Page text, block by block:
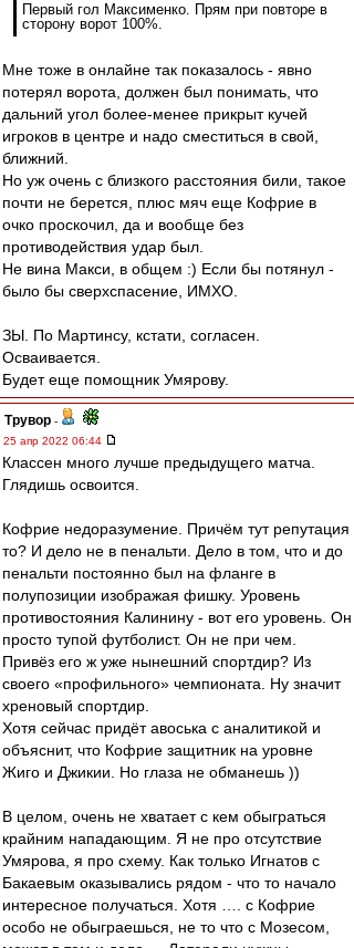
Первый гол Максименко. Прям при повторе в
сторону ворот 100%.
Мне тоже в онлайне так показалось - явно
потерял ворота, должен был понимать, что
дальний угол более-менее прикрыт кучей
игроков в центре и надо сместиться в свой,
ближний.
Но уж очень с близкого расстояния били, такое
почти не берется, плюс мяч еще Кофрие в
очко проскочил, да и вообще без
противодействия удар был.
Не вина Макси, в общем :) Если бы потянул -
было бы сверхспасение, ИМХО.
ЗЫ. По Мартинсу, кстати, согласен.
Осваивается.
Будет еще помощник Умярову.
Трувор -
25 апр 2022 06:44
Классен много лучше предыдущего матча.
Глядишь освоится.
Кофрие недоразумение. Причём тут репутация
то? И дело не в пенальти. Дело в том, что и до
пенальти постоянно был на фланге в
полупозиции изображая фишку. Уровень
противостояния Калинину - вот его уровень. Он
просто тупой футболист. Он не при чем.
Привёз его ж уже нынешний спортдир? Из
своего «профильного» чемпионата. Ну значит
хреновый спортдир.
Хотя сейчас придёт авоська с аналитикой и
объяснит, что Кофрие защитник на уровне
Жиго и Джикии. Но глаза не обманешь ))
В целом, очень не хватает с кем обыграться
крайним нападающим. Я не про отсутствие
Умярова, я про схему. Как только Игнатов с
Бакаевым оказывались рядом - что то начало
интересное получаться. Хотя …. с Кофрие
особо не обыграешься, не то что с Мозесом,